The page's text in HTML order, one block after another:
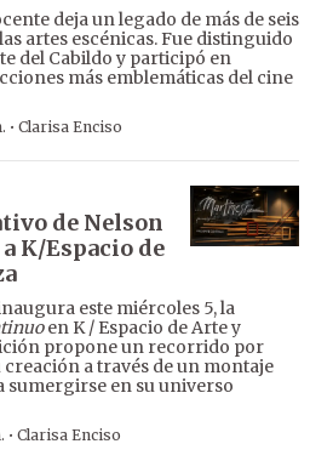
deja un legado de más de seis
artes escénicas. Fue distinguido
del Cabildo y participó en
más emblemáticas del cine
· Clarisa Enciso
de Nelson
K/Espacio de
este miércoles 5, la
en K / Espacio de Arte y
propone un recorrido por
creación a través de un montaje
sumergirse en su universo
· Clarisa Enciso